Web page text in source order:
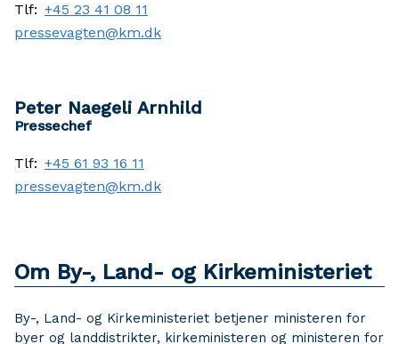
Tlf: +45 23 41 08 11
pressevagten@km.dk
Peter Naegeli Arnhild
Pressechef
Tlf: +45 61 93 16 11
pressevagten@km.dk
Om By-, Land- og Kirkeministeriet
By-, Land- og Kirkeministeriet betjener ministeren for
byer og landdistrikter, kirkeministeren og ministeren for